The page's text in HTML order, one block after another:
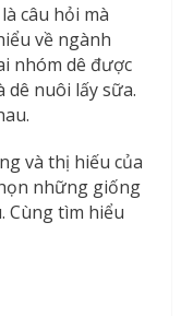
câu hỏi mà
về ngành
nhóm dê được
dê nuôi lấy sữa.
và thị hiếu của
những giống
Cùng tìm hiểu